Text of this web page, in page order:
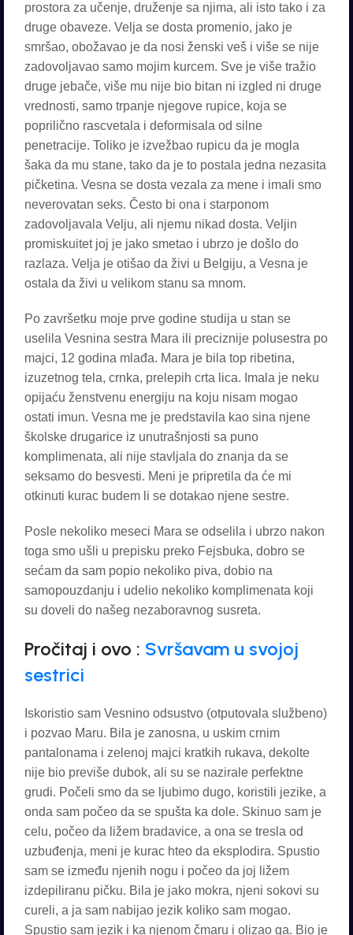
prostora za učenje, druženje sa njima, ali isto tako i za
druge obaveze. Velja se dosta promenio, jako je
smršao, obožavao je da nosi ženski veš i više se nije
zadovoljavao samo mojim kurcem. Sve je više tražio
druge jebače, više mu nije bio bitan ni izgled ni druge
vrednosti, samo trpanje njegove rupice, koja se
poprilično rascvetala i deformisala od silne
penetracije. Toliko je izvežbao rupicu da je mogla
šaka da mu stane, tako da je to postala jedna nezasita
pičketina. Vesna se dosta vezala za mene i imali smo
neverovatan seks. Često bi ona i starponom
zadovoljavala Velju, ali njemu nikad dosta. Veljin
promiskuitet joj je jako smetao i ubrzo je došlo do
razlaza. Velja je otišao da živi u Belgiju, a Vesna je
ostala da živi u velikom stanu sa mnom.
Po završetku moje prve godine studija u stan se
uselila Vesnina sestra Mara ili preciznije polusestra po
majci, 12 godina mlađa. Mara je bila top ribetina,
izuzetnog tela, crnka, prelepih crta lica. Imala je neku
opijaću ženstvenu energiju na koju nisam mogao
ostati imun. Vesna me je predstavila kao sina njene
školske drugarice iz unutrašnjosti sa puno
komplimenata, ali nije stavljala do znanja da se
seksamo do besvesti. Meni je pripretila da će mi
otkinuti kurac budem li se dotakao njene sestre.
Posle nekoliko meseci Mara se odselila i ubrzo nakon
toga smo ušli u prepisku preko Fejsbuka, dobro se
sećam da sam popio nekoliko piva, dobio na
samopouzdanju i udelio nekoliko komplimenata koji
su doveli do našeg nezaboravnog susreta.
Pročitaj i ovo : Svršavam u svojoj
sestrici
Iskoristio sam Vesnino odsustvo (otputovala službeno)
i pozvao Maru. Bila je zanosna, u uskim crnim
pantalonama i zelenoj majci kratkih rukava, dekolte
nije bio previše dubok, ali su se nazirale perfektne
grudi. Počeli smo da se ljubimo dugo, koristili jezike, a
onda sam počeo da se spušta ka dole. Skinuo sam je
celu, počeo da ližem bradavice, a ona se tresla od
uzbuđenja, meni je kurac hteo da eksplodira. Spustio
sam se između njenih nogu i počeo da joj ližem
izdepiliranu pičku. Bila je jako mokra, njeni sokovi su
cureli, a ja sam nabijao jezik koliko sam mogao.
Spustio sam jezik i ka njenom čmaru i olizao ga. Bio je